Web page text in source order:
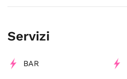
Servizi
BAR